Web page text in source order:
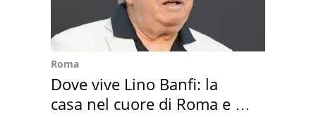
Roma
Dove vive Lino Banfi: la
casa nel cuore di Roma e i